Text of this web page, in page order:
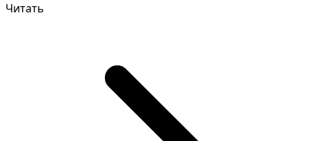
Читать